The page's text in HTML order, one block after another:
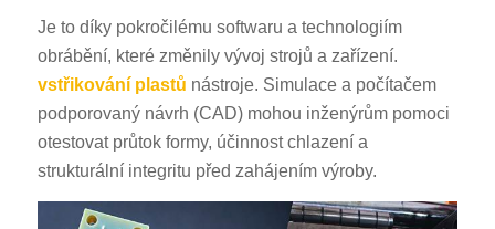
Je to díky pokročilému softwaru a technologiím
obrábění, které změnily vývoj strojů a zařízení.
vstřikování plastů nástroje. Simulace a počítačem
podporovaný návrh (CAD) mohou inženýrům pomoci
otestovat průtok formy, účinnost chlazení a
strukturální integritu před zahájením výroby.